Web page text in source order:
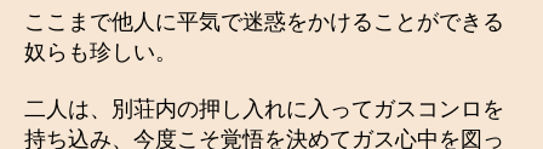
ここまで他人に平気で迷惑をかけることができる
奴らも珍しい。
二人は、別荘内の押し入れに入ってガスコンロを
持ち込み、今度こそ覚悟を決めてガス心中を図っ